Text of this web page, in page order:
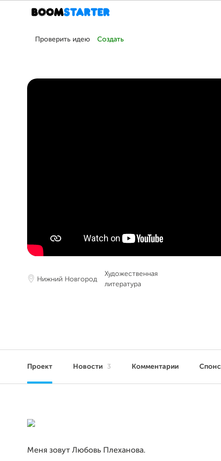
Проверить идею Создать
Нижний Новгород
Художественная
литература
Проект Новости 3 Комментарии
Меня зовут Любовь Плеханова.